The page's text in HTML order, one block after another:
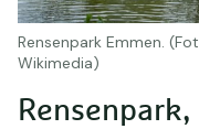
Rensenpark Emmen.
Wikimedia)